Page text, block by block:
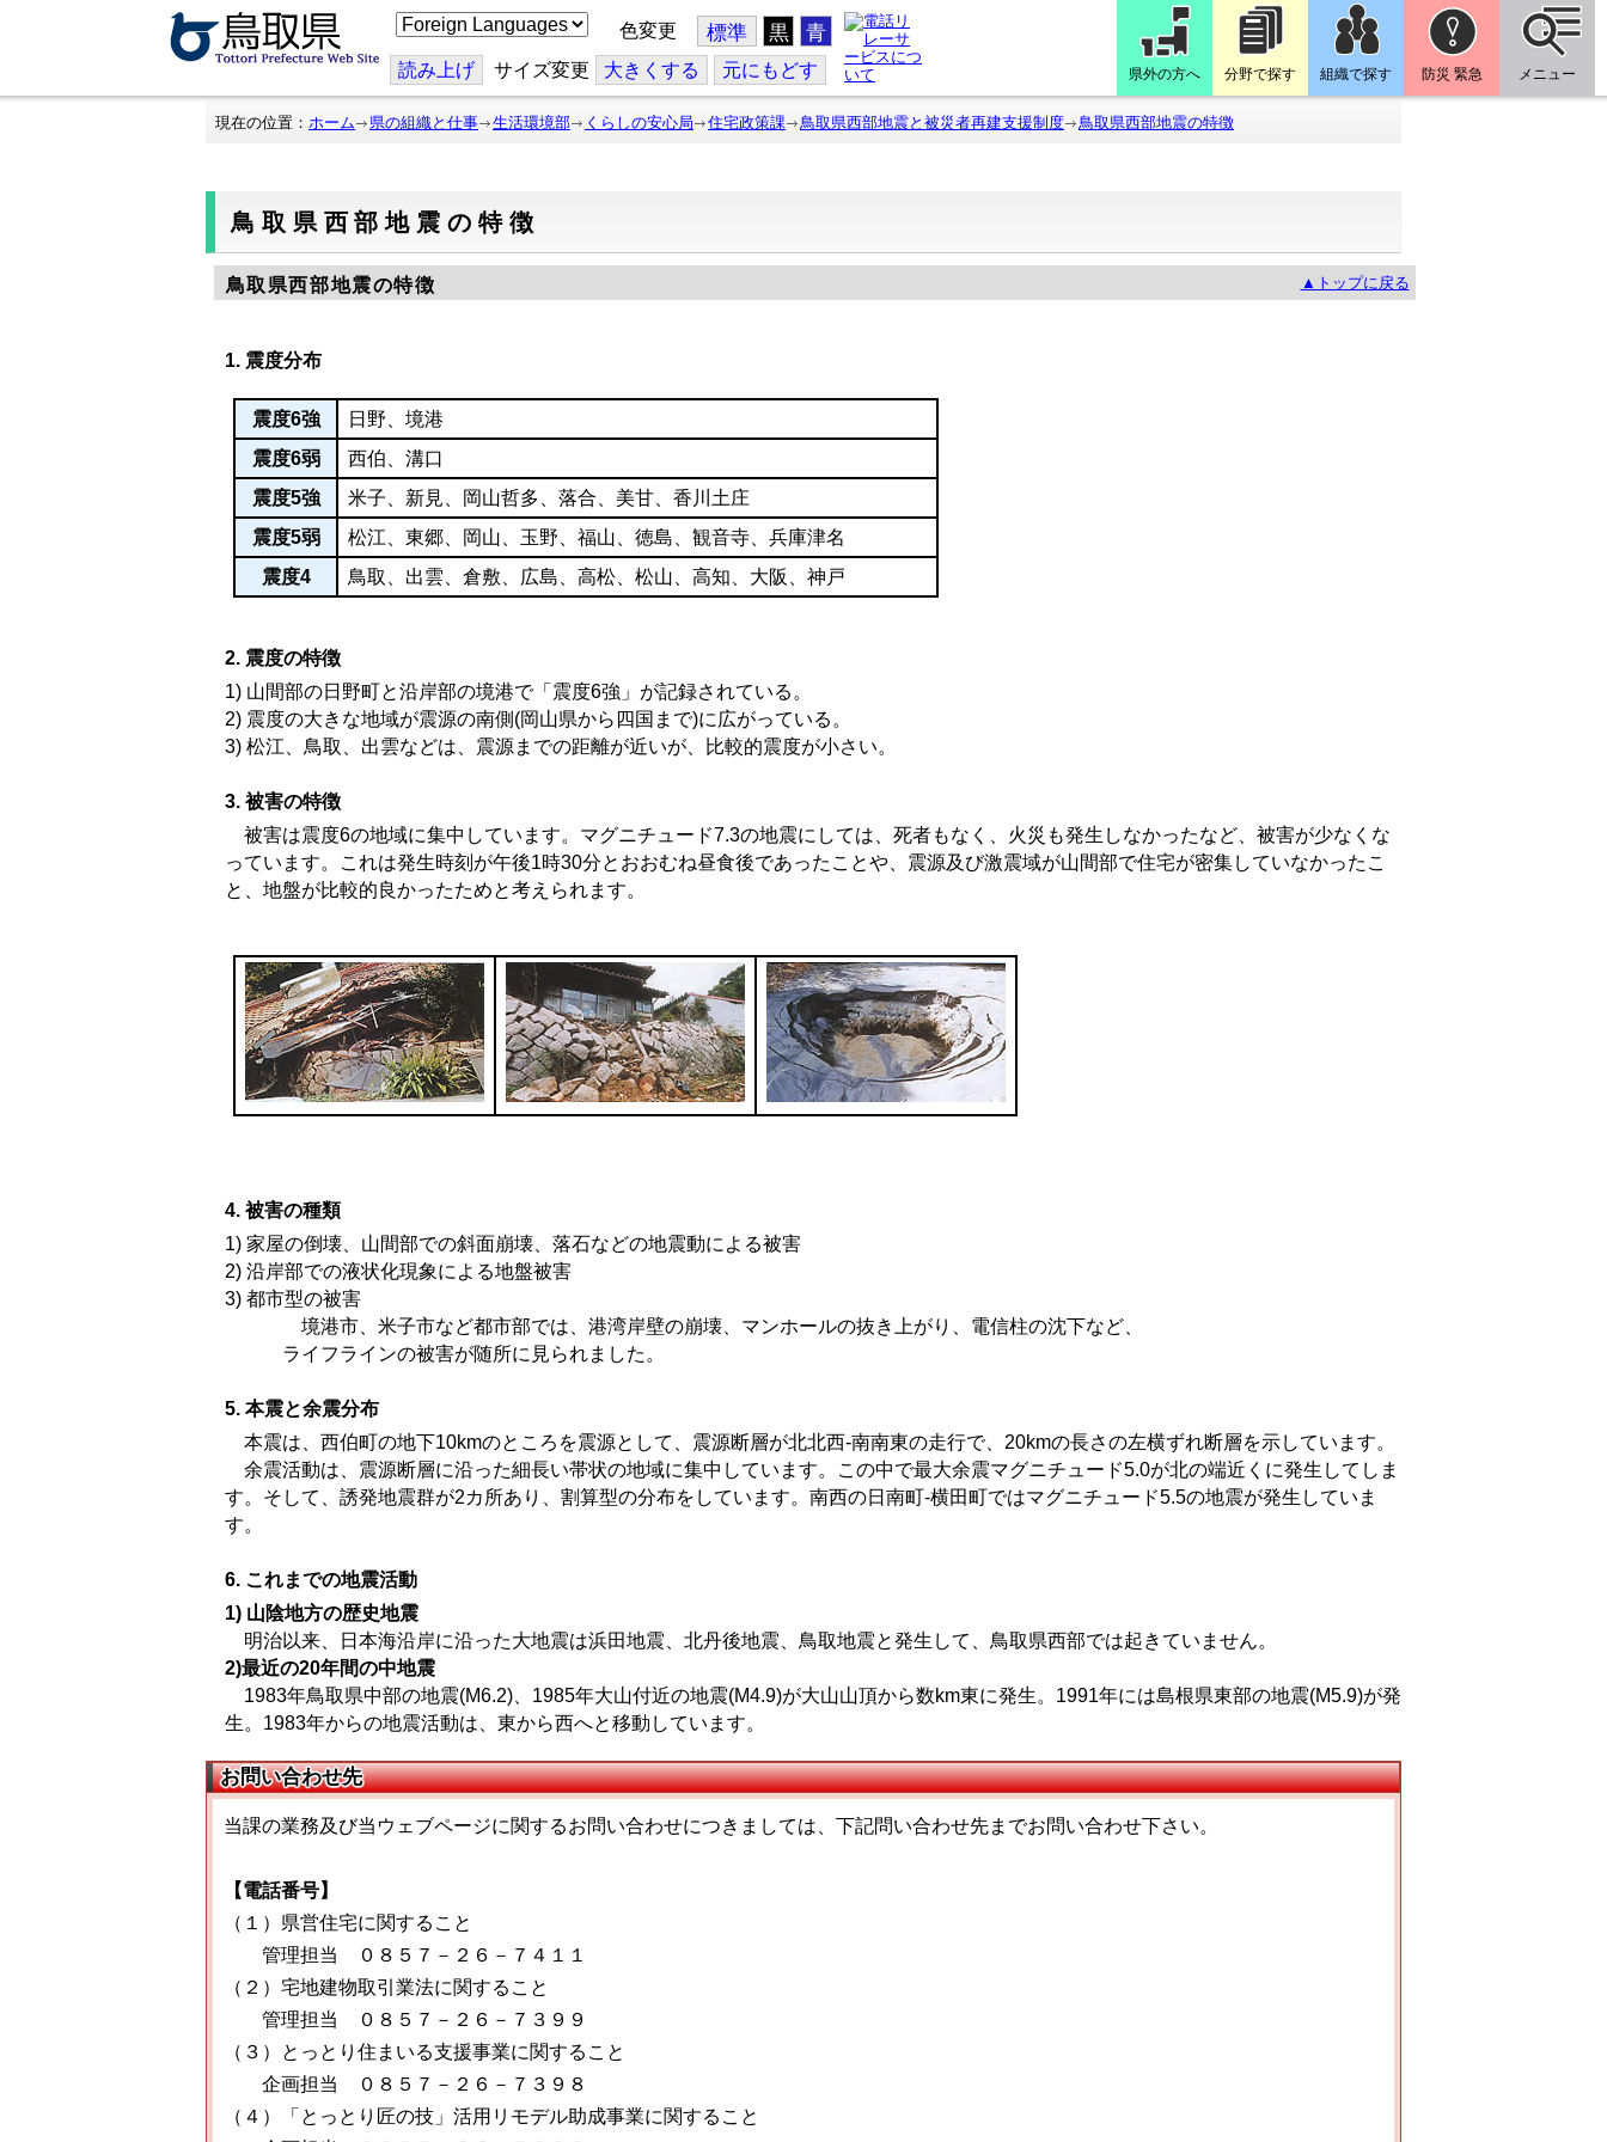
こ
の
ジ
を
翻
色変更 標準 黒 青
読み上げ サイズ変更 大きくする 元にもどす 県外の方へ 分野で探す 組織で探す 防災 緊急 メニュー
現在の位置： ホーム 県の組織と仕事 生活環境部 くらしの安心局 住宅政策課 鳥取県西部地震と被災者再建支援制度 鳥取県西部地震の特徴
鳥取県西部地震の特徴
鳥取県西部地震の特徴 ▲トップに戻る
1. 震度分布
震度6強
日野、境港
震度6弱
西伯、溝口
震度5強
米子、新見、岡山哲多、落合、美甘、香川土庄
震度5弱
松江、東郷、岡山、玉野、福山、徳島、観音寺、兵庫津名
震度4
鳥取、出雲、倉敷、広島、高松、松山、高知、大阪、神戸
2. 震度の特徴
1) 山間部の日野町と沿岸部の境港で「震度6強」が記録されている。
2) 震度の大きな地域が震源の南側(岡山県から四国まで)に広がっている。
3) 松江、鳥取、出雲などは、震源までの距離が近いが、比較的震度が小さい。
3. 被害の特徴
被害は震度6の地域に集中しています。マグニチュード7.3の地震にしては、死者もなく、火災も発生しなかったなど、被害が少なくな
っています。これは発生時刻が午後1時30分とおおむね昼食後であったことや、震源及び激震域が山間部で住宅が密集していなかったこ
と、地盤が比較的良かったためと考えられます。
4. 被害の種類
1) 家屋の倒壊、山間部での斜面崩壊、落石などの地震動による被害
2) 沿岸部での液状化現象による地盤被害
3) 都市型の被害
境港市、米子市など都市部では、港湾岸壁の崩壊、マンホールの抜き上がり、電信柱の沈下など、
ライフラインの被害が随所に見られました。
5. 本震と余震分布
本震は、西伯町の地下10kmのところを震源として、震源断層が北北西-南南東の走行で、20kmの長さの左横ずれ断層を示しています。
余震活動は、震源断層に沿った細長い帯状の地域に集中しています。この中で最大余震マグニチュード5.0が北の端近くに発生してしま
す。そして、誘発地震群が2カ所あり、割算型の分布をしています。南西の日南町-横田町ではマグニチュード5.5の地震が発生していま
す。
6. これまでの地震活動
1) 山陰地方の歴史地震
明治以来、日本海沿岸に沿った大地震は浜田地震、北丹後地震、鳥取地震と発生して、鳥取県西部では起きていません。
2)最近の20年間の中地震
1983年鳥取県中部の地震(M6.2)、1985年大山付近の地震(M4.9)が大山山頂から数km東に発生。1991年には島根県東部の地震(M5.9)が発
生。1983年からの地震活動は、東から西へと移動しています。
お問い合わせ先
当課の業務及び当ウェブページに関するお問い合わせにつきましては、下記問い合わせ先までお問い合わせ下さい。
【電話番号】
（１）県営住宅に関すること
管理担当 ０８５７－２６－７４１１
（２）宅地建物取引業法に関すること
管理担当 ０８５７－２６－７３９９
（３）とっとり住まいる支援事業に関すること
企画担当 ０８５７－２６－７３９８
（４）「とっとり匠の技」活用リモデル助成事業に関すること